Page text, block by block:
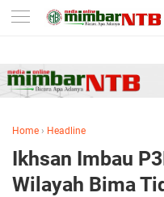
-->
Home › Headline
Ikhsan Imbau
Wilayah Bima